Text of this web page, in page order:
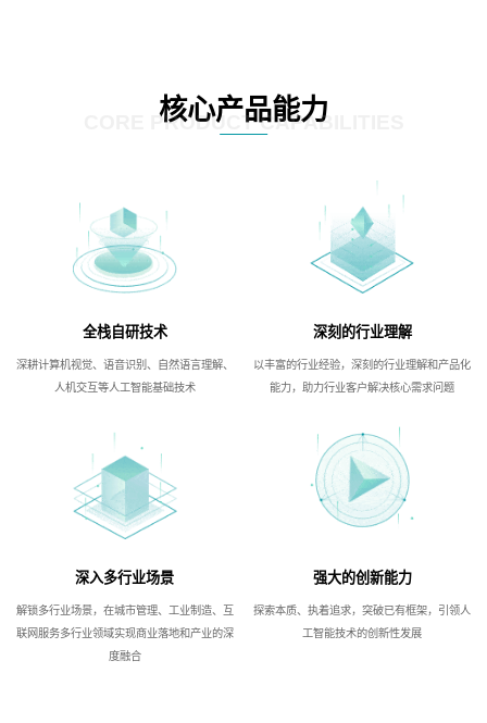
核心产品能力
CORE PRODUCT CAPABILITIES
全栈自研技术
深耕计算机视觉、语音识别、自然语言理解、
人机交互等人工智能基础技术
深刻的行业理解
以丰富的行业经验，深刻的行业理解和产品化
能力，助力行业客户解决核心需求问题
深入多行业场景
解锁多行业场景，在城市管理、工业制造、互
联网服务多行业领域实现商业落地和产业的深
度融合
强大的创新能力
探索本质、执着追求，突破已有框架，引领人
工智能技术的创新性发展